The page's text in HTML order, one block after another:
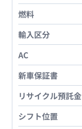
燃料
輸入区分
AC
新車保証書
リサイクル預託金
シフト位置